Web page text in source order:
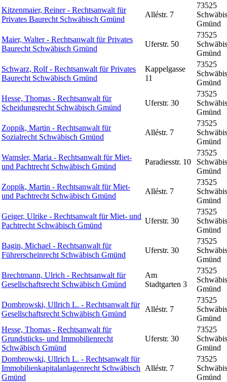
Kitzenmaier, Reiner - Rechtsanwalt für
Privates Baurecht Schwäbisch Gmünd
Alléstr. 7
73525
Gmünd
Maier, Walter - Rechtsanwalt für Privates
Baurecht Schwäbisch Gmünd
Uferstr. 50
73525
Gmünd
Schwarz, Rolf - Rechtsanwalt für Privates
Baurecht Schwäbisch Gmünd
Kappelgasse
11
73525
Gmünd
Hesse, Thomas - Rechtsanwalt für
Scheidungsrecht Schwäbisch Gmünd
Uferstr. 30
73525
Gmünd
Zoppik, Martin - Rechtsanwalt für
Sozialrecht Schwäbisch Gmünd
Alléstr. 7
73525
Gmünd
Wamsler, Maria - Rechtsanwalt für Miet-
und Pachtrecht Schwäbisch Gmünd
Paradiesstr. 10
73525
Gmünd
Zoppik, Martin - Rechtsanwalt für Miet-
und Pachtrecht Schwäbisch Gmünd
Alléstr. 7
73525
Gmünd
Geiger, Ulrike - Rechtsanwalt für Miet- und
Pachtrecht Schwäbisch Gmünd
Uferstr. 30
73525
Gmünd
Bagin, Michael - Rechtsanwalt für
Führerscheinrecht Schwäbisch Gmünd
Uferstr. 30
73525
Gmünd
Brechtmann, Ulrich - Rechtsanwalt für
Gesellschaftsrecht Schwäbisch Gmünd
Am
Stadtgarten 3
73525
Gmünd
Dombrowski, Ullrich L. - Rechtsanwalt für
Gesellschaftsrecht Schwäbisch Gmünd
Alléstr. 7
73525
Gmünd
Hesse, Thomas - Rechtsanwalt für
Grundstücks- und Immobilienrecht
Schwäbisch Gmünd
Uferstr. 30
73525
Gmünd
Dombrowski, Ullrich L. - Rechtsanwalt für
Immobilienkapitalanlagenrecht Schwäbisch
Gmünd
Alléstr. 7
73525
Gmünd